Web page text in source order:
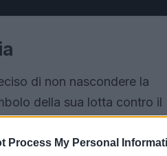
Process My Personal
di non nascondere la
della sua lotta contro il
forte del cancro”, afferma
ma rappresenta anche